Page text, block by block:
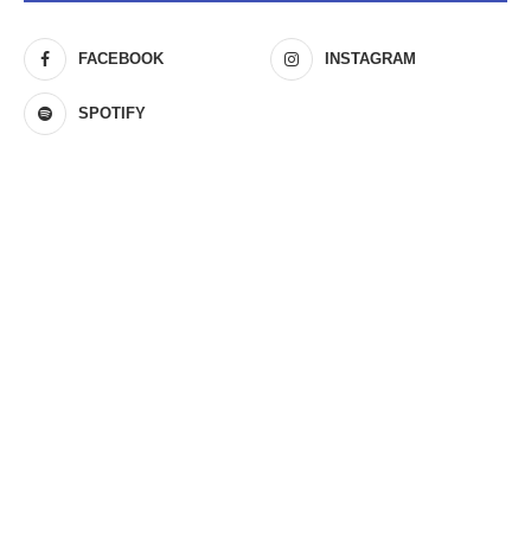
FACEBOOK INSTAGRAM
SPOTIFY